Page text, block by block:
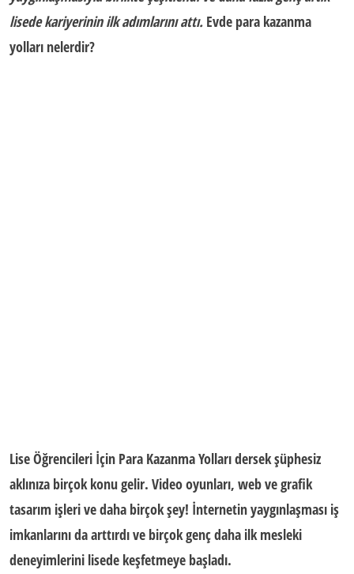
lisede kariyerinin ilk adımlarını attı. Evde para kazanma
yolları nelerdir?
Lise Öğrencileri İçin Para Kazanma Yollarıdersek şüphesiz
aklınıza birçok konu gelir. Video oyunları, web ve grafik
tasarım işleri ve daha birçok şey! İnternetin yaygınlaşması iş
imkanlarını da arttırdı ve birçok genç daha ilk mesleki
deneyimlerini lisede keşfetmeye başladı.